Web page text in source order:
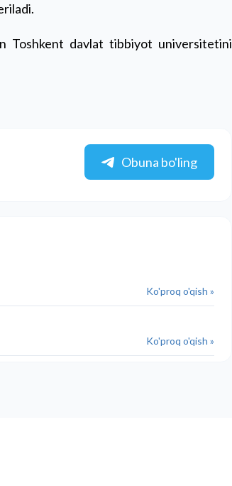
Toshkent davlat tibbiyot universitetini
Obuna bo'ling
Ko'proq o'qish »
Ko'proq o'qish »